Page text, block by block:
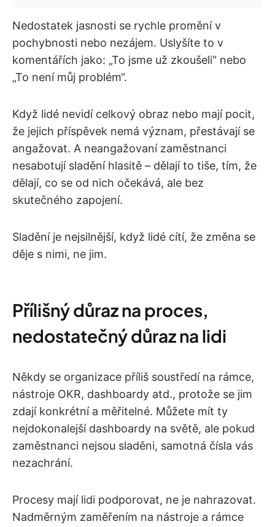
Nedostatek jasnosti se rychle promění v
pochybnosti nebo nezájem. Uslyšíte to v
komentářích jako: „To jsme už zkoušeli“ nebo
„To není můj problém“.
Když lidé nevidí celkový obraz nebo mají pocit,
že jejich příspěvek nemá význam, přestávají se
angažovat. A neangažovaní zaměstnanci
nesabotují sladění hlasitě – dělají to tiše, tím, že
dělají, co se od nich očekává, ale bez
skutečného zapojení.
Sladění je nejsilnější, když lidé cítí, že změna se
děje s nimi, ne jim.
Přílišný důraz na proces,
nedostatečný důraz na lidi
Někdy se organizace příliš soustředí na rámce,
nástroje OKR, dashboardy atd., protože se jim
zdají konkrétní a měřitelné. Můžete mít ty
nejdokonalejší dashboardy na světě, ale pokud
zaměstnanci nejsou sladěni, samotná čísla vás
nezachrání.
Procesy mají lidi podporovat, ne je nahrazovat.
Nadměrným zaměřením na nástroje a rámce